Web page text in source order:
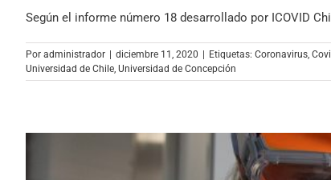
Según el informe número 18 desarrollado por ICOVID
Por administrador diciembre 11, 2020 Etiquetas: Coronavirus,
Universidad de Chile, Universidad de Concepción